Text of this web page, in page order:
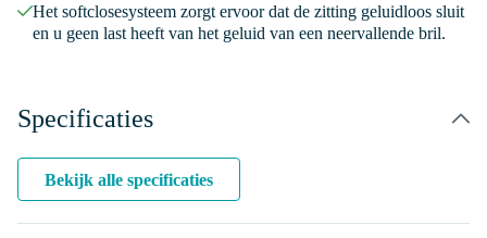
Het softclosesysteem zorgt ervoor dat de zitting geluidloos sluit
en u geen last heeft van het geluid van een neervallende bril.
Specificaties
Bekijk alle specificaties